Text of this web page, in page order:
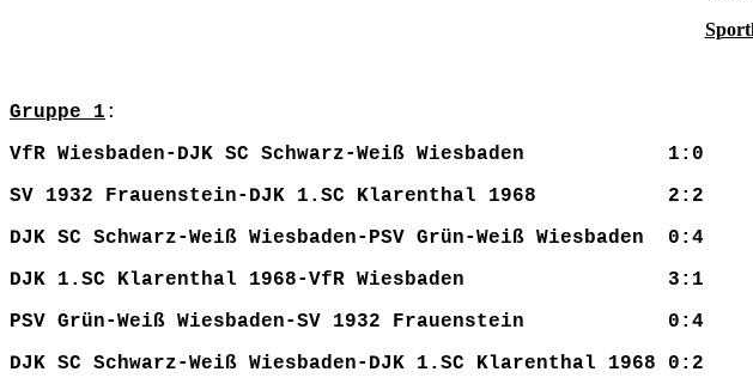
Gruppe 1 :
VfR Wiesbaden-DJK SC Schwarz-Weiß Wiesbaden 1:0
SV 1932 Frauenstein-DJK 1.SC Klarenthal 1968 2:2
DJK SC Schwarz-Weiß Wiesbaden-PSV Grün-Weiß Wiesbaden 0:4
DJK 1.SC Klarenthal 1968-VfR Wiesbaden 3:1
PSV Grün-Weiß Wiesbaden-SV 1932 Frauenstein 0:4
DJK SC Schwarz-Weiß Wiesbaden-DJK 1.SC Klarenthal 1968 0:2